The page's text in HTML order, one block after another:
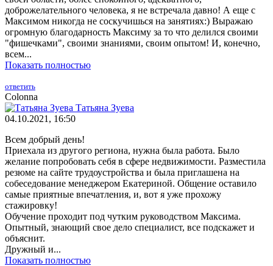
доброжелательного человека, я не встречала давно! А еще с
Максимом никогда не соскучишься на занятиях:) Выражаю
огромную благодарность Максиму за то что делился своими
"фишечками", своими знаниями, своим опытом! И, конечно,
всем...
Показать полностью
ответить
Colonna
Татьяна Зуева
04.10.2021, 16:50
Всем добрый день!
Приехала из другого региона, нужна была работа. Было
желание попробовать себя в сфере недвижимости. Разместила
резюме на сайте трудоустройства и была приглашена на
собеседование менеджером Екатериной. Общение оставило
самые приятные впечатления, и, вот я уже прохожу
стажировку!
Обучение проходит под чутким руководством Максима.
Опытный, знающий свое дело специалист, все подскажет и
объяснит.
Дружный и...
Показать полностью